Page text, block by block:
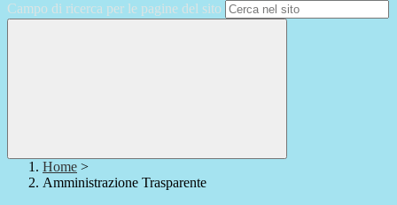
Campo di ricerca per le pagine del sito
Home >
Amministrazione Trasparente